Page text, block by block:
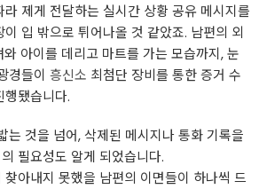
제게 전달하는 실시간 상황 공유 메시지를
입 밖으로 튀어나올 것 같았죠. 남편의 외
아이를 데리고 마트를 가는 모습까지, 눈
경들이 흥신소 최첨단 장비를 통한 증거 수
됐습니다.
는 것을 넘어, 삭제된 메시지나 통화 기록을
필요성도 알게 되었습니다.
아내지 못했을 남편의 이면들이 하나씩 드